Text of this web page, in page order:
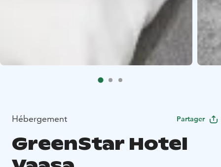
Hébergement Partager
GreenStar Hotel